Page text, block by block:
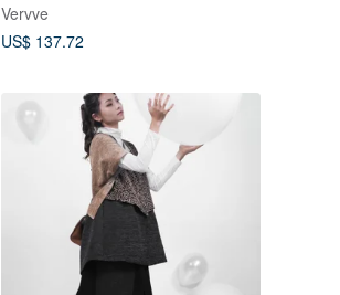
Vervve
US$ 137.72